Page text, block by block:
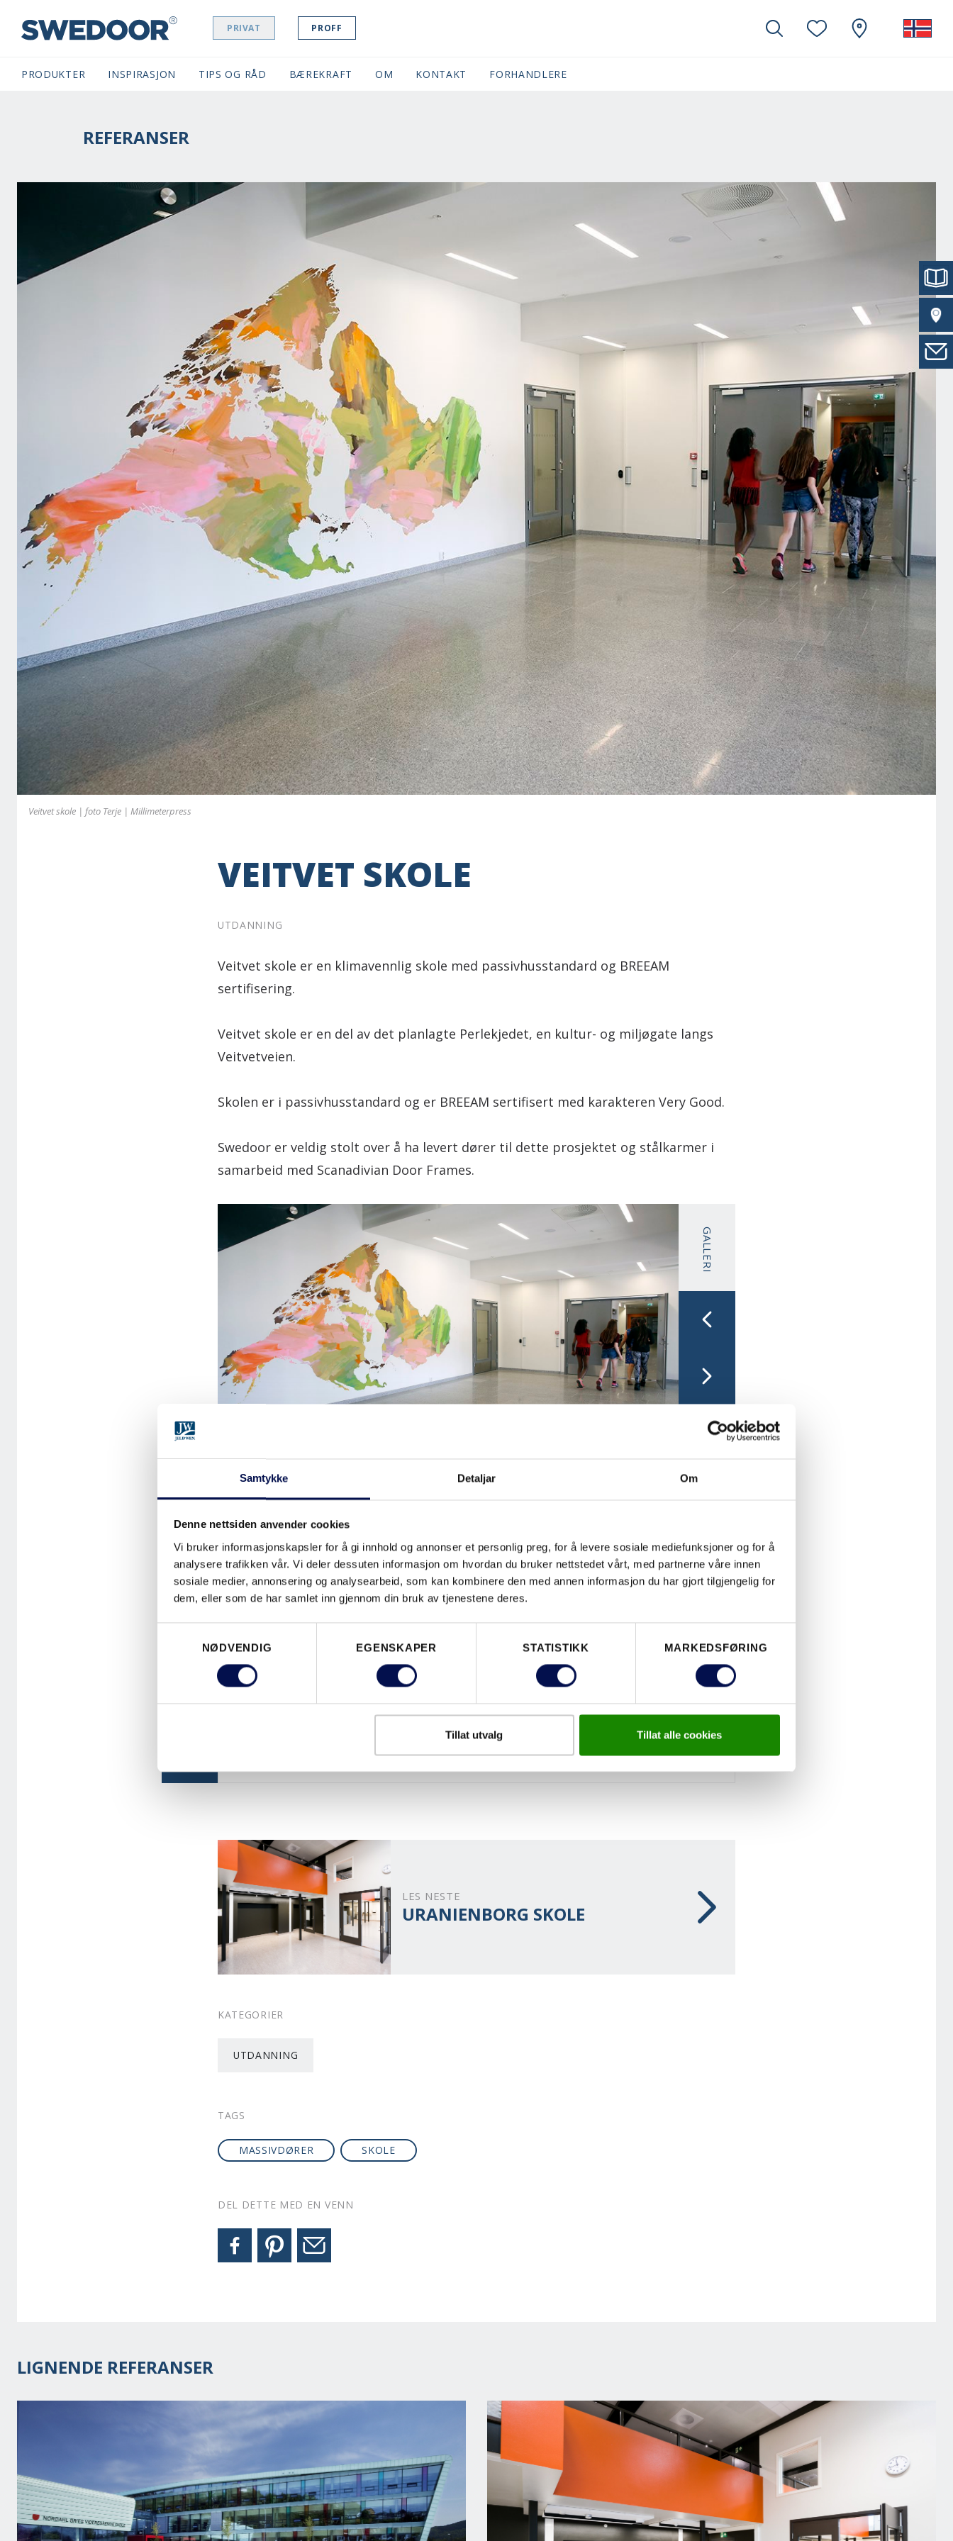
Samtykke Detaljar Om
Denne nettsiden anvender cookies
Vi bruker informasjonskapsler for å gi innhold og annonser et personlig preg, for å levere sosiale mediefunksjoner og for å
analysere trafikken vår. Vi deler dessuten informasjon om hvordan du bruker nettstedet vårt, med partnerne våre innen
sosiale medier, annonsering og analysearbeid, som kan kombinere den med annen informasjon du har gjort tilgjengelig for
dem, eller som de har samlet inn gjennom din bruk av tjenestene deres.
NØDVENDIG EGENSKAPER STATISTIKK MARKEDSFØRING
Tillat utvalg Tillat alle cookies
SWEDOOR NAVIGATION PRIVAT PROFF
PRODUKTER INSPIRASJON TIPS OG RÅD BÆREKRAFT OM KONTAKT FORHANDLERE
REFERANSER
Veitvet skole | foto Terje | Millimeterpress
VEITVET SKOLE
UTDANNING
Veitvet skole er en klimavennlig skole med passivhusstandard og BREEAM
sertifisering.
Veitvet skole er en del av det planlagte Perlekjedet, en kultur- og miljøgate langs
Veitvetveien.
Skolen er i passivhusstandard og er BREEAM sertifisert med karakteren Very Good.
Swedoor er veldig stolt over å ha levert dører til dette prosjektet og stålkarmer i
samarbeid med Scanadivian Door Frames.
GALLERI
Veitvet skole, Oslo
ARKITEKT LINK Arkitektur AS
ENTREPRENØR
Oslo kommune
Klassifiserte brann-/lyddører samt stålkarmer
LES NESTE
URANIENBORG SKOLE
KATEGORIER
UTDANNING
TAGS
MASSIVDØRER SKOLE
DEL DETTE MED EN VENN
LIGNENDE REFERANSER